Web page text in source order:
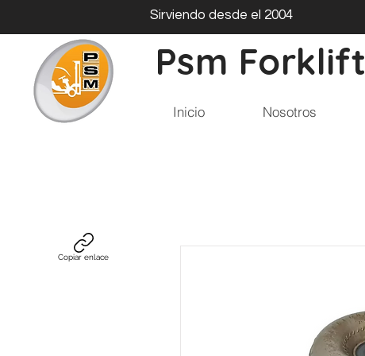
Sirviendo desde el 2004
Psm Forklift
Inicio Nosotros
Copiar enlace